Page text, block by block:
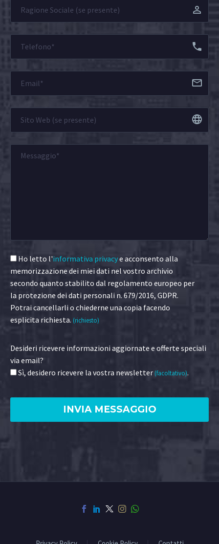
Ho letto l'informativa privacye acconsento alla
memorizzazione dei miei dati nel vostro archivio
secondo quanto stabilito dal regolamento europeo per
la protezione dei dati personali n. 679/2016, GDPR.
Potrai cancellarli o chiederne una copia facendo
esplicita richiesta. (richiesto)
Desideri ricevere informazioni aggiornate e offerte speciali
via email?
Sì, desidero ricevere la vostra newsletter(facoltativo).